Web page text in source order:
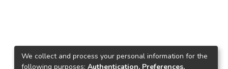
We collect and process your personal information for the
following purposes: Authentication, Preferences,